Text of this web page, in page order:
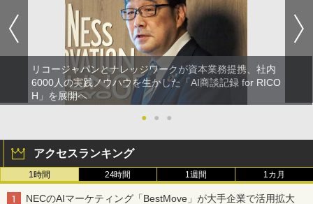
リコージャパンとナレッジワークが資本業務提携、社内
6000人の実践ノウハウを生かした「AI商談記録 for RICO
H」を展開へ
●
● ●
アクセスランキング
1時間 24時間 1週間 1カ月
NECのAIマーケティング「BestMove」が大手企業で活用拡大